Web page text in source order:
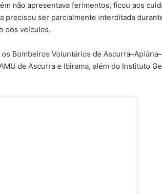
não apresentava ferimentos, ficou aos
precisou ser parcialmente interditada
dos veículos.
Bombeiros Voluntários de
de Ascurra e Ibirama, além do Instituto